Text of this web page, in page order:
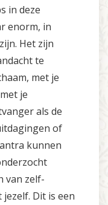
in deze
enorm, in
Het zijn
te
met je
je
als de
of
kunnen
van zelf-
Dit is een